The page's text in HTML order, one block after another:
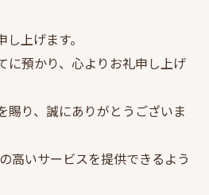
上げます。
に預かり、心よりお礼申し上げ
賜り、誠にありがとうございま
高いサービスを提供できるよう